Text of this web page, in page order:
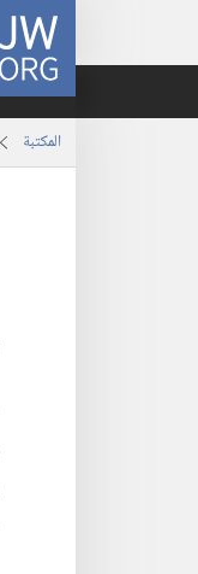
JW.ORG
المكتبة